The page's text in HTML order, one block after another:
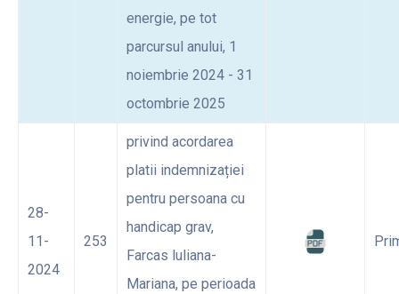
energie, pe tot
parcursul anului, 1
noiembrie 2024 - 31
octombrie 2025
28-
11-
2024
253
privind acordarea
platii indemnizației
pentru persoana cu
handicap grav,
Farcas luliana-
Mariana, pe perioada